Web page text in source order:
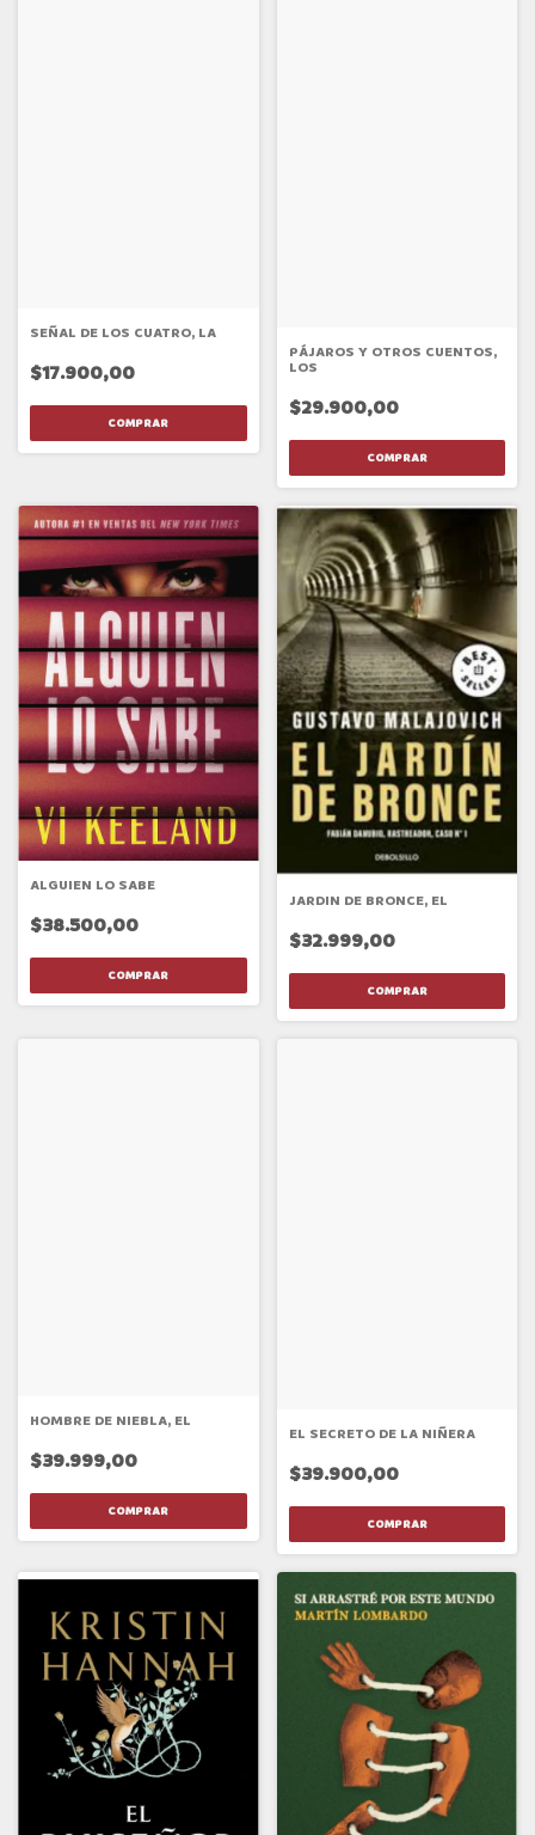
SEÑAL DE LOS CUATRO, LA
$17.900,00
PÁJAROS Y OTROS CUENTOS,
LOS
$29.900,00
ALGUIEN LO SABE
$38.500,00
JARDIN DE BRONCE, EL
$32.999,00
HOMBRE DE NIEBLA, EL
$39.999,00
EL SECRETO DE LA NIÑERA
$39.900,00